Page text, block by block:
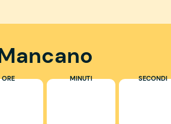
ORE MINUTI SECONDI